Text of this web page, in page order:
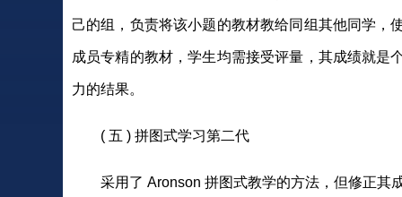
己的组，负责将该小题的教材教给同组其他同学，
成员专精的教材，学生均需接受评量，其成绩就是
力的结果。
( 五 ) 拼图式学习第二代
采用了 Aronson 拼图式教学的方法，但修正其